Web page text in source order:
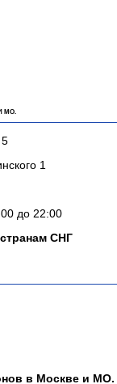
МО.
1
до 22:00
СНГ
в Москве и МО.